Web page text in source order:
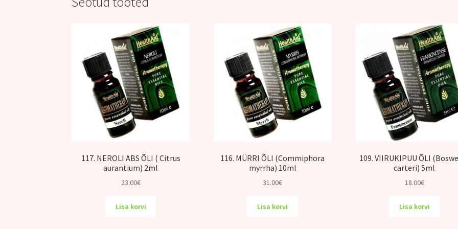
117. NEROLI ABS ÕLI ( Citrus
aurantium) 2ml
23.00€
Lisa korvi
116. MÜRRI ÕLI (Commiphora
myrrha) 10ml
31.00€
Lisa korvi
109. VIIRUKIPUU ÕLI
carteri) 5ml
18.00€
Lisa korvi